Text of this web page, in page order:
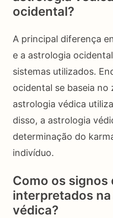
ocidental?
A principal diferença
e a astrologia
sistemas utilizados.
ocidental se baseia no
astrologia védica
disso, a astrologia
determinação do
indivíduo.
Como os signos
interpretados
védica?